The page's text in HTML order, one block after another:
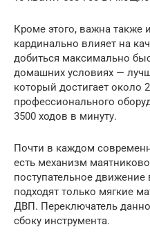
Кроме этого, важна также
кардинально влияет на
добиться максимально
домашних условиях —
который достигает около
профессионального
3500 ходов в минуту.
Почти в каждом
есть механизм
поступательное движение
подходят только мягкие
ДВП. Переключатель
сбоку инструмента.